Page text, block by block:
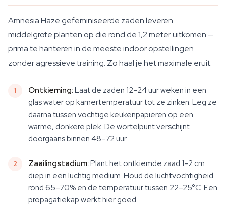
Amnesia Haze gefeminiseerde zaden leveren
middelgrote planten op die rond de 1,2 meter uitkomen —
prima te hanteren in de meeste indoor opstellingen
zonder agressieve training. Zo haal je het maximale eruit.
Ontkieming:Laat de zaden 12–24 uur weken in een
glas water op kamertemperatuur tot ze zinken. Leg ze
daarna tussen vochtige keukenpapieren op een
warme, donkere plek. De wortelpunt verschijnt
doorgaans binnen 48–72 uur.
Zaailingstadium:Plant het ontkiemde zaad 1–2 cm
diep in een luchtig medium. Houd de luchtvochtigheid
rond 65–70% en de temperatuur tussen 22–25°C. Een
propagatiekap werkt hier goed.